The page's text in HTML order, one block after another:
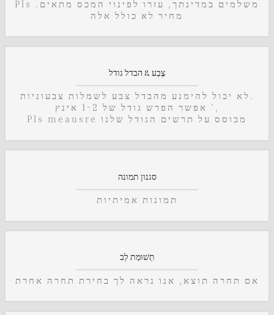
Pls משלמים במדינתך, עזרו לפינוי המכס מתאים.
מחיר לא כולל אלה
צֶבַע & הבדל גודל
לא יכול להימנע מהבדל צבע לשמלות צבעוניות.
אפשר הפרש גודל של 1-2 אינץ ',
Pls meausre מבוסס על תרשים הגודל שלנו
סגנון תמונה
תמונות אמיתיות
תְשׁוּמַת לֵב
אם תחרה תוצא, אנו נראה לך בחירת תחרה אחרת